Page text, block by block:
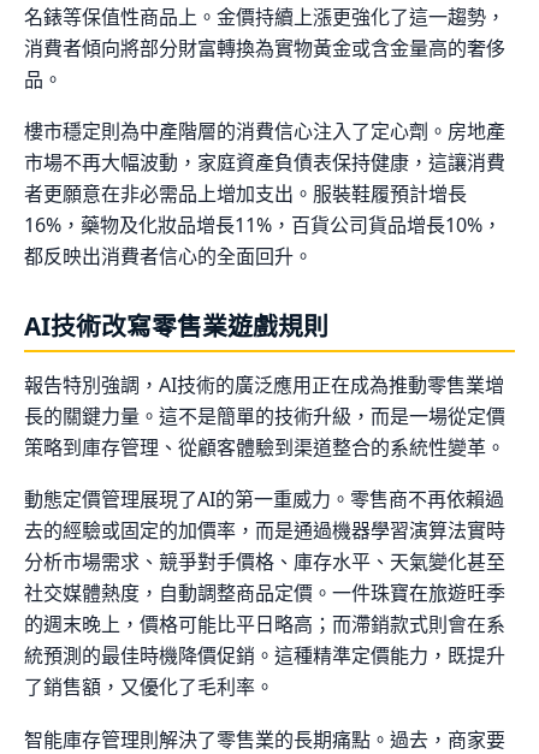
名錶等保值性商品上。金價持續上漲更強化了這一趨勢，
消費者傾向將部分財富轉換為實物黃金或含金量高的奢侈
品。
樓市穩定則為中產階層的消費信心注入了定心劑。房地產
市場不再大幅波動，家庭資產負債表保持健康，這讓消費
者更願意在非必需品上增加支出。服裝鞋履預計增長
16%，藥物及化妝品增長11%，百貨公司貨品增長10%，
都反映出消費者信心的全面回升。
AI技術改寫零售業遊戲規則
報告特別強調，AI技術的廣泛應用正在成為推動零售業增
長的關鍵力量。這不是簡單的技術升級，而是一場從定價
策略到庫存管理、從顧客體驗到渠道整合的系統性變革。
動態定價管理展現了AI的第一重威力。零售商不再依賴過
去的經驗或固定的加價率，而是通過機器學習演算法實時
分析市場需求、競爭對手價格、庫存水平、天氣變化甚至
社交媒體熱度，自動調整商品定價。一件珠寶在旅遊旺季
的週末晚上，價格可能比平日略高；而滯銷款式則會在系
統預測的最佳時機降價促銷。這種精準定價能力，既提升
了銷售額，又優化了毛利率。
智能庫存管理則解決了零售業的長期痛點。過去，商家要